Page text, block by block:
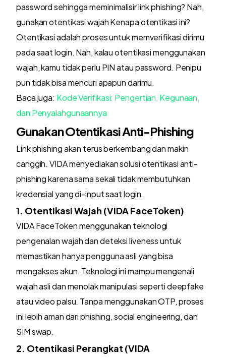
password sehingga meminimalisir link phishing? Nah,
gunakan otentikasi wajah Kenapa otentikasi ini?
Otentikasi adalah proses untuk memverifikasi dirimu
pada saat login. Nah, kalau otentikasi menggunakan
wajah, kamu tidak perlu PIN atau password. Penipu
pun tidak bisa mencuri apapun darimu.
Baca juga: Kode Verifikasi: Pengertian, Kegunaan,
dan Penyalahgunaannya
Gunakan Otentikasi Anti-Phishing
Link phishing akan terus berkembang dan makin
canggih. VIDA menyediakan solusi otentikasi anti-
phishing karena sama sekali tidak membutuhkan
kredensial yang di-input saat login.
1. Otentikasi Wajah (VIDA FaceToken)
VIDA FaceToken menggunakan teknologi
pengenalan wajah dan deteksi liveness untuk
memastikan hanya pengguna asli yang bisa
mengakses akun. Teknologi ini mampu mengenali
wajah asli dan menolak manipulasi seperti deepfake
atau video palsu. Tanpa menggunakan OTP, proses
ini lebih aman dari phishing, social engineering, dan
SIM swap.
2. Otentikasi Perangkat (VIDA